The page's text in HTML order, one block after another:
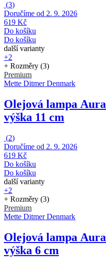
(3)
Doručíme od 2. 9. 2026
619 Kč
Do košíku
Do košíku
další varianty
+2
+ Rozměry (3)
Premium
Mette Ditmer Denmark
Olejová lampa Aura
výška 11 cm
(2)
Doručíme od 2. 9. 2026
619 Kč
Do košíku
Do košíku
další varianty
+2
+ Rozměry (3)
Premium
Mette Ditmer Denmark
Olejová lampa Aura
výška 6 cm